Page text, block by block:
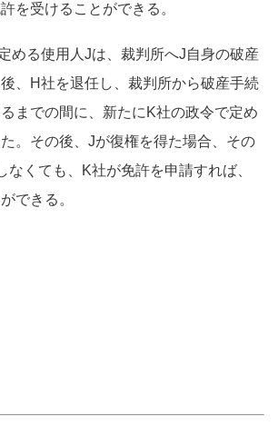
を受けることができる。
る使用人Jは、裁判所へJ自身の破産
、H社を退任し、裁判所から破産手続
までの間に、新たにK社の政令で定め
。その後、Jが復権を得た場合、その
なくても、K社が免許を申請すれば、
できる。